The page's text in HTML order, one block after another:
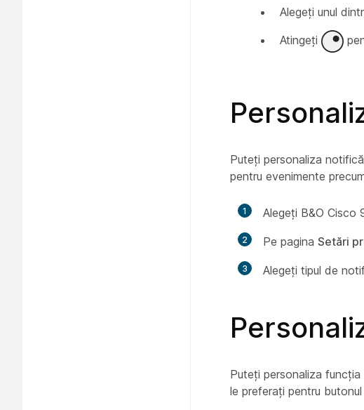
Alegeți unul
Atingeți
Puteți personaliza
pentru evenimente
1 Alegeți B&O Cisco
2 Pe pagina Setări
3 Alegeți tipul de
Puteți personaliza
le preferați pentru